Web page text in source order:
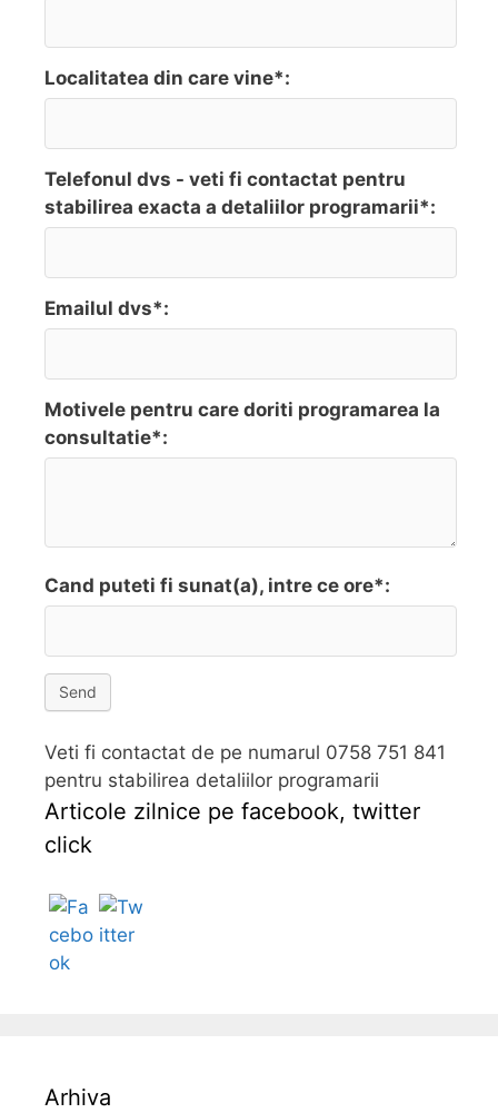
Localitatea din care vine*:
Telefonul dvs - veti fi contactat pentru
stabilirea exacta a detaliilor programarii*:
Emailul dvs*:
Motivele pentru care doriti programarea la
consultatie*:
Cand puteti fi sunat(a), intre ce ore*:
Send
Veti fi contactat de pe numarul 0758 751 841
pentru stabilirea detaliilor programarii
Articole zilnice pe facebook, twitter
click
Arhiva